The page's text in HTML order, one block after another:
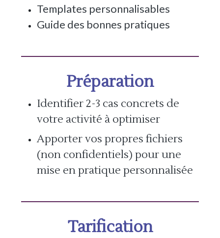
Templates personnalisables
Guide des bonnes pratiques
Préparation
Identifier 2-3 cas concrets de
votre activité à optimiser
Apporter vos propres fichiers
(non confidentiels) pour une
mise en pratique personnalisée
Tarification